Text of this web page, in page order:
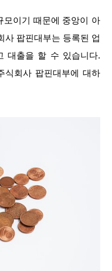
모이기 때문에 중앙이 아
사 팝핀대부는 등록된 업
대출을 할 수 있습니다.
식회사 팝핀대부에 대하